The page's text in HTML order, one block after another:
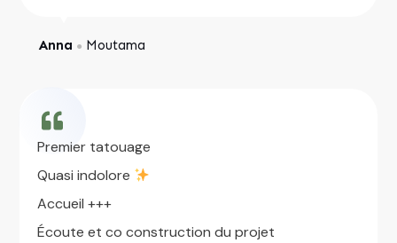
Anna ● Moutama
Premier tatouage
Quasi indolore
Accueil +++
Écoute et co construction du projet